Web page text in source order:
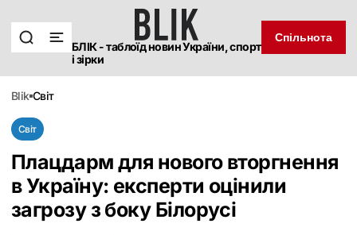
БЛІК - таблоїд новин України, спорт
і зірки
Спільнота
blik світ
Світ
Плацдарм для нового вторгнення
в Україну: експерти оцінили
загрозу з боку Білорусі